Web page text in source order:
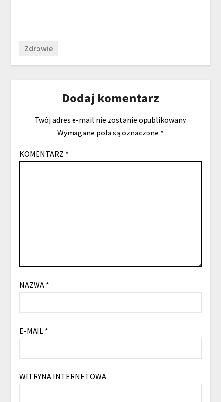
Zdrowie
Dodaj komentarz
Twój adres e-mail nie zostanie opublikowany.
Wymagane pola są oznaczone *
KOMENTARZ *
NAZWA *
E-MAIL *
WITRYNA INTERNETOWA